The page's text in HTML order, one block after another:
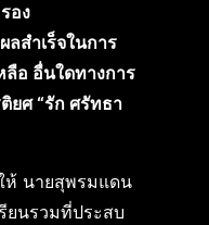
อง
สำเร็จในการ
อ อื่นใดทางการ
ยศ “รัก ศรัทธา
ห้ นายสุพรมแดน
ยนรวมที่ประสบ